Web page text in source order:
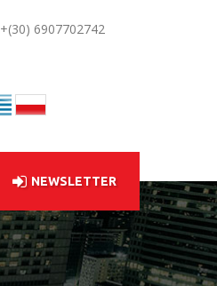
+(30) 6907702742
NEWSLETTER